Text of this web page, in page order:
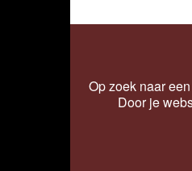
Op zoek naar
Door je